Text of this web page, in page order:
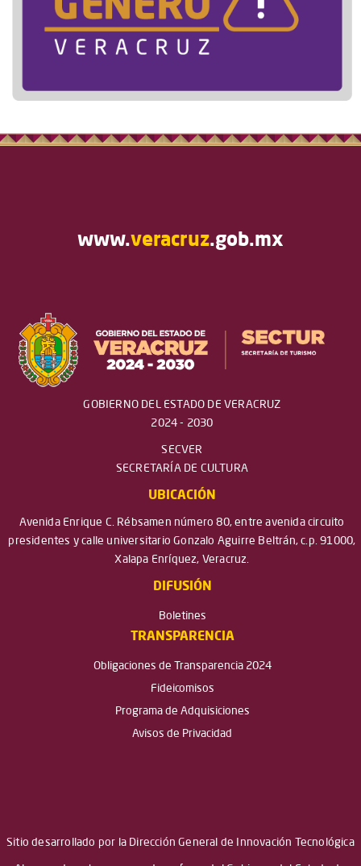
www.veracruz.gob.mx
GOBIERNO DEL ESTADO DE VERACRUZ
2024 - 2030
SECVER
SECRETARÍA DE CULTURA
UBICACIÓN
Avenida Enrique C. Rébsamen número 80, entre avenida circuito
presidentes y calle universitario Gonzalo Aguirre Beltrán, c.p. 91000,
Xalapa Enríquez, Veracruz.
DIFUSIÓN
Boletines
TRANSPARENCIA
Obligaciones de Transparencia 2024
Fideicomisos
Programa de Adquisiciones
Avisos de Privacidad
Sitio desarrollado por la Dirección General de Innovación Tecnológica